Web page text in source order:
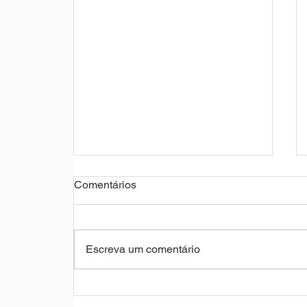
Comentários
Escreva um comentário